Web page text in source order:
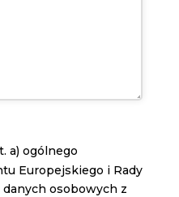
a) ogólnego
Europejskiego i Rady
danych osobowych z